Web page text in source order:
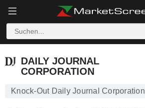
DAILY JOURNAL
CORPORATION
Knock-Out Daily Journal Corporation